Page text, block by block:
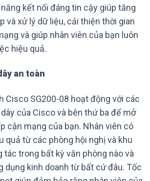
kết nối đáng tin cậy giúp tăng
và xử lý dữ liệu, cải thiện thời gian
và giúp nhân viên của bạn luôn
hiệu quả.
an toàn
Cisco SG200-08 hoạt động với các
của Cisco và bên thứ ba để mở
cận mạng của bạn. Nhân viên có
quả từ các phòng hội nghị và khu
tác trong bất kỳ văn phòng nào và
dụng kinh doanh từ bất cứ đâu. Tốc